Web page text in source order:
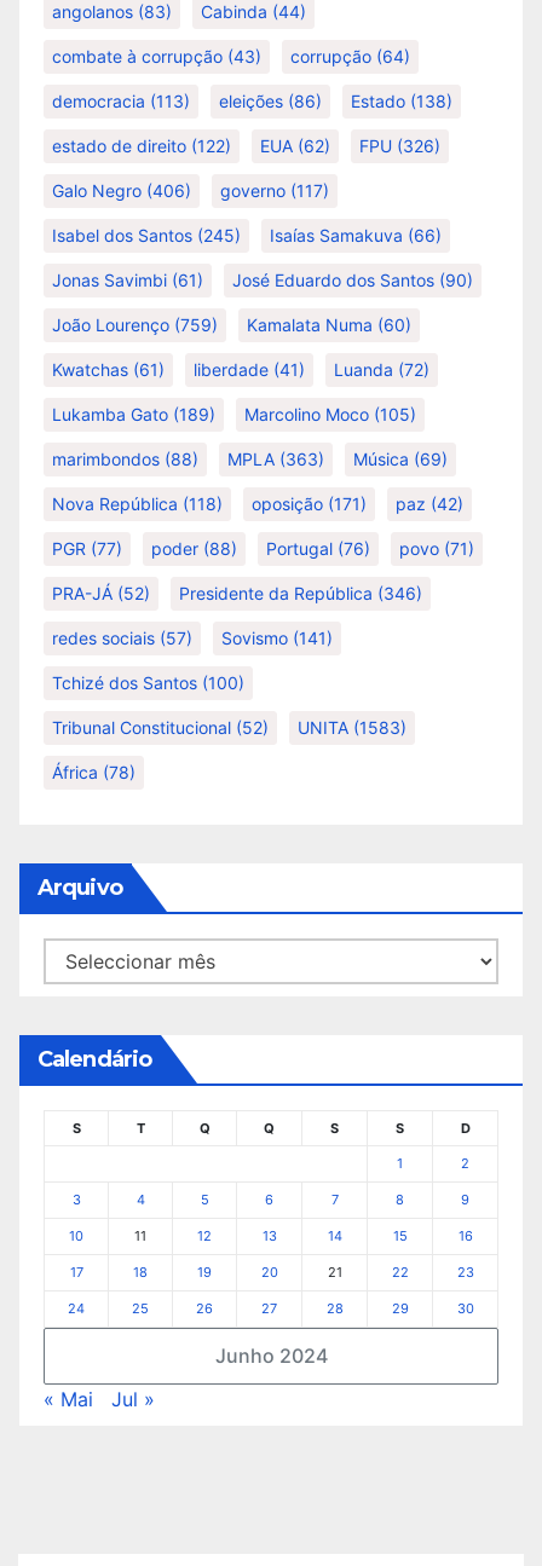
angolanos (83) Cabinda (44)
combate à corrupção (43) corrupção (64)
democracia (113) eleições (86) Estado (138)
estado de direito (122) EUA (62) FPU (326)
Galo Negro (406) governo (117)
Isabel dos Santos (245) Isaías Samakuva (66)
Jonas Savimbi (61) José Eduardo dos Santos (90)
João Lourenço (759) Kamalata Numa (60)
Kwatchas (61) liberdade (41) Luanda (72)
Lukamba Gato (189) Marcolino Moco (105)
marimbondos (88) MPLA (363) Música (69)
Nova República (118) oposição (171) paz (42)
PGR (77) poder (88) Portugal (76) povo (71)
PRA-JÁ (52) Presidente da República (346)
redes sociais (57) Sovismo (141)
Tchizé dos Santos (100)
Tribunal Constitucional (52) UNITA (1583)
África (78)
Arquivo
Arquivo
Calendário
Junho 2024
S T Q Q S S D
1 2
3 4 5 6 7 8 9
10 11 12 13 14 15 16
17 18 19 20 21 22 23
24 25 26 27 28 29 30
« Mai Jul »